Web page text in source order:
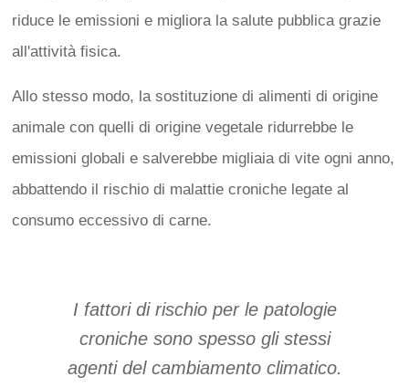
riduce le emissioni e migliora la salute pubblica grazie
all'attività fisica.
Allo stesso modo, la sostituzione di alimenti di origine
animale con quelli di origine vegetale ridurrebbe le
emissioni globali e salverebbe migliaia di vite ogni anno,
abbattendo il rischio di malattie croniche legate al
consumo eccessivo di carne.
I fattori di rischio per le patologie
croniche sono spesso gli stessi
agenti del cambiamento climatico.